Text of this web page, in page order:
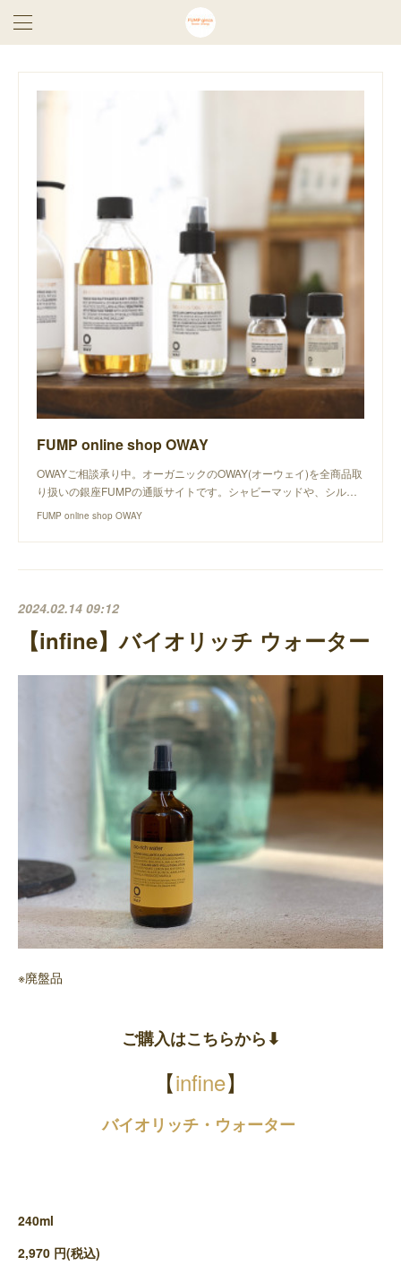
FUMP online shop OWAY
OWAYご相談承り中。オーガニックのOWAY(オーウェイ)を全商品取
り扱いの銀座FUMPの通販サイトです。シャビーマッドや、シル…
FUMP online shop OWAY
2024.02.14 09:12
【infine】バイオリッチ ウォーター
※廃盤品
ご購入はこちらから⬇︎
【infine】
バイオリッチ・ウォーター
240ml
2,970 円(税込)